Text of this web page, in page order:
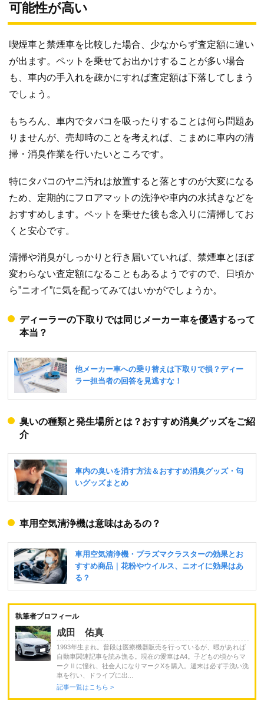
可能性が高い
喫煙車と禁煙車を比較した場合、少なからず査定額に違い
が出ます。ペットを乗せてお出かけすることが多い場合
も、車内の手入れを疎かにすれば査定額は下落してしまう
でしょう。
もちろん、車内でタバコを吸ったりすることは何ら問題あ
りませんが、売却時のことを考えれば、こまめに車内の清
掃・消臭作業を行いたいところです。
特にタバコのヤニ汚れは放置すると落とすのが大変になる
ため、定期的にフロアマットの洗浄や車内の水拭きなどを
おすすめします。ペットを乗せた後も念入りに清掃してお
くと安心です。
清掃や消臭がしっかりと行き届いていれば、禁煙車とほぼ
変わらない査定額になることもあるようですので、日頃か
ら”ニオイ”に気を配ってみてはいかがでしょうか。
ディーラーの下取りでは同じメーカー車を優遇するって
本当？
臭いの種類と発生場所とは？おすすめ消臭グッズをご紹
介
車用空気清浄機は意味はあるの？
執筆者プロフィール
成田 佑真
1993年生まれ。普段は医療機器販売を行っているが、暇があれば
自動車関連記事を読み漁る。現在の愛車はA4。子どもの頃からマ
ークⅡに憧れ、社会人になりマークXを購入。週末は必ず手洗い洗
車を行い、ドライブに出...
記事一覧はこちら >